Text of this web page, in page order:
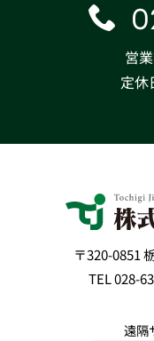
営
定休
〒320-0851
TEL 028-
遠隔